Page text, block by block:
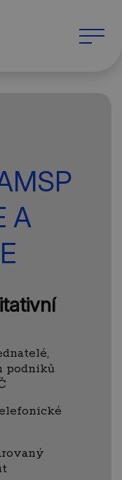
A
podniků